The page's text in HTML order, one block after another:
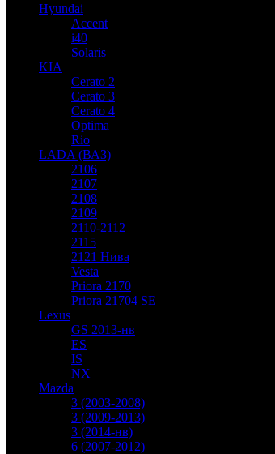
Hyundai
Accent
i40
Solaris
KIA
Cerato 2
Cerato 3
Cerato 4
Optima
Rio
LADA (ВАЗ)
2106
2107
2108
2109
2110-2112
2115
2121 Нива
Vesta
Priora 2170
Priora 21704 SE
Lexus
GS 2013-нв
ES
IS
NX
Mazda
3 (2003-2008)
3 (2009-2013)
3 (2014-нв)
6 (2007-2012)